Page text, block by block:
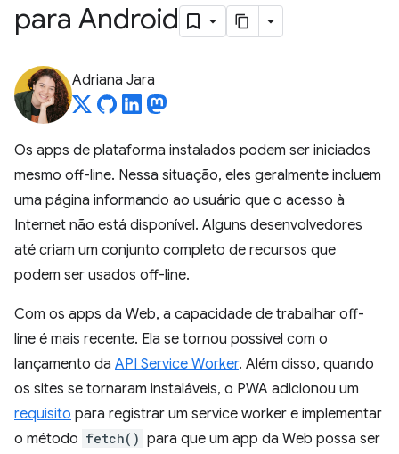
para Android
Adriana Jara
Os apps de plataforma instalados podem ser iniciados
mesmo off-line. Nessa situação, eles geralmente incluem
uma página informando ao usuário que o acesso à
Internet não está disponível. Alguns desenvolvedores
até criam um conjunto completo de recursos que
podem ser usados off-line.
Com os apps da Web, a capacidade de trabalhar off-
line é mais recente. Ela se tornou possível com o
lançamento da API Service Worker. Além disso, quando
os sites se tornaram instaláveis, o PWA adicionou um
requisito para registrar um service worker e implementar
o método fetch() para que um app da Web possa ser